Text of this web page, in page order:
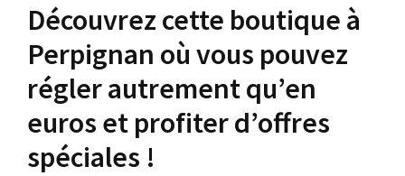
Découvrez cette boutique à
Perpignan où vous pouvez
régler autrement qu’en
euros et profiter d’offres
spéciales !